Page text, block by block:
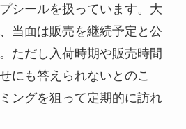
シールを扱っています。大
当面は販売を継続予定と公
ただし入荷時期や販売時間
にも答えられないとのこ
ングを狙って定期的に訪れ